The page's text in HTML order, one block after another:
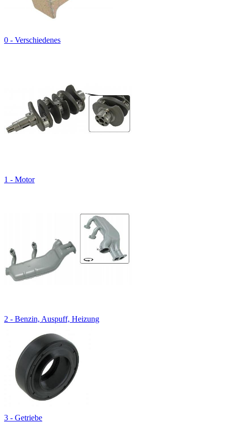
0 - Verschiedenes
1 - Motor
2 - Benzin, Auspuff, Heizung
3 - Getriebe